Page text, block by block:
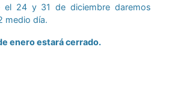
el 24 y 31 de diciembre daremos
medio día.
enero estará cerrado.